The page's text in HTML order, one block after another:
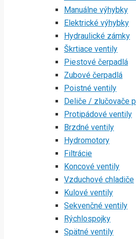
Manuálne výhybky
Elektrické výhybky
Hydraulické zámky
Škrtiace ventily
Piestové čerpadlá
Zubové čerpadlá
Poistné ventily
Deliče / zlučovače
Protipádové ventily
Brzdné ventily
Hydromotory
Filtrácie
Koncové ventily
Vzduchové chladiče
Kulové ventily
Sekvenčné ventily
Rýchlospojky
Spätné ventily